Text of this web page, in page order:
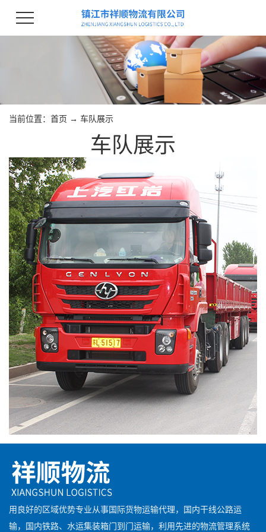
当前位置： 首页 → 车队展示
车队展示
用良好的区域优势专业从事国际货物运输代理，国内干线公路运
输，国内铁路、水运集装箱门到门运输，利用先进的物流管理系统